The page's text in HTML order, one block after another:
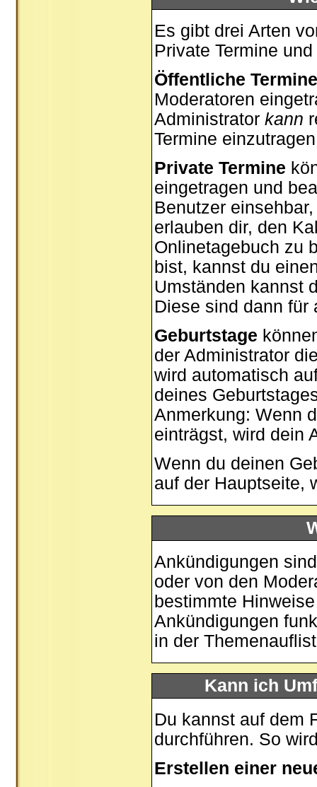
Es gibt drei Arten
Private Termine
Öffentliche Termine
Moderatoren
Administrator kann
Termine
Private Termine
eingetragen und
Benutzer
erlauben dir, den
Onlinetagebuch zu
bist, kannst du
Umständen kannst
Diese sind dann für
Geburtstage
der Administrator
wird automatisch
deines
Anmerkung: Wenn
einträgst, wird dein
Wenn du deinen
auf der Hauptseite,
Ankündigungen
oder von den
bestimmte
Ankündigungen
in der
Kann ich
Du kannst auf dem
durchführen. So
Erstellen einer